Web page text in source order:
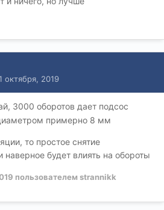
октября, 2019
3000 оборотов дает подсос
примерно 8 мм
то простое снятие
будет влиять на обороты
пользователем strannikk